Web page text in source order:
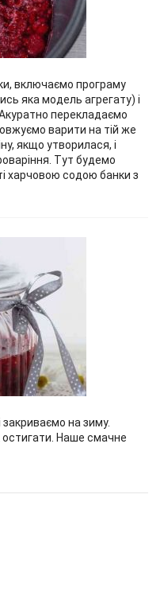
включаємо програму
яка модель агрегату) і
перекладаємо
варити на тій же
якщо утворилася, і
Тут будемо
харчовою содою банки з
на зиму.
остигати. Наше смачне